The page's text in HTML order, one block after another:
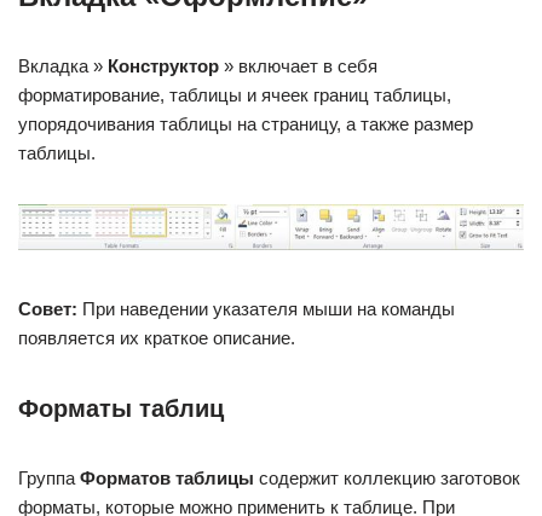
Вкладка » Конструктор » включает в себя
форматирование, таблицы и ячеек границ таблицы,
упорядочивания таблицы на страницу, а также размер
таблицы.
Совет: При наведении указателя мыши на команды
появляется их краткое описание.
Форматы таблиц
Группа Форматов таблицы содержит коллекцию заготовок
форматы, которые можно применить к таблице. При